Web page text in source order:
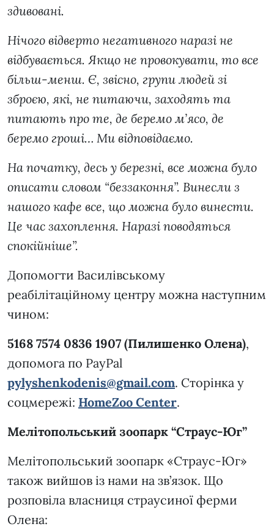
здивовані.
Нічого відверто негативного наразі не
відбувається. Якщо не провокувати, то все
більш-менш. Є, звісно, групи людей зі
зброєю, які, не питаючи, заходять та
питають про те, де беремо м’ясо, де
беремо гроші… Ми відповідаємо.
На початку, десь у березні, все можна було
описати словом “беззаконня”. Винесли з
нашого кафе все, що можна було винести.
Це час захоплення. Наразі поводяться
спокійніше”.
Допомогти Василівському
реабілітаційному центру можна наступним
чином:
5168 7574 0836 1907 (Пилишенко Олена),
допомога по PayPal
pylyshenkodenis@gmail.com. Сторінка у
соцмережі: HomeZoo Center.
Мелітопольський зоопарк “Страус-Юг”
Мелітопольський зоопарк «Страус-Юг»
також вийшов із нами на зв’язок. Що
розповіла власниця страусиної ферми
Олена: